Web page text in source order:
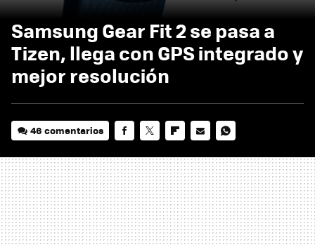
Samsung Gear Fit 2 se pasa a
Tizen, llega con GPS integrado y
mejor resolución
46 comentarios
MAIL